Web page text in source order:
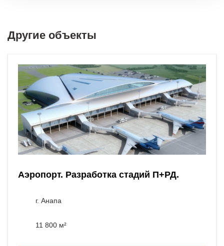
Другие объекты
Аэропорт. Разработка стадий П+РД.
г. Анапа
11 800 м²